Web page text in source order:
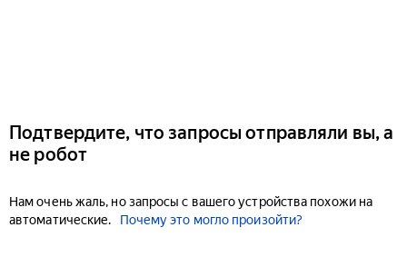
Подтвердите, что запросы отправляли вы, а
не робот
Нам очень жаль, но запросы с вашего устройства похожи на
автоматические.
Почему это могло произойти?